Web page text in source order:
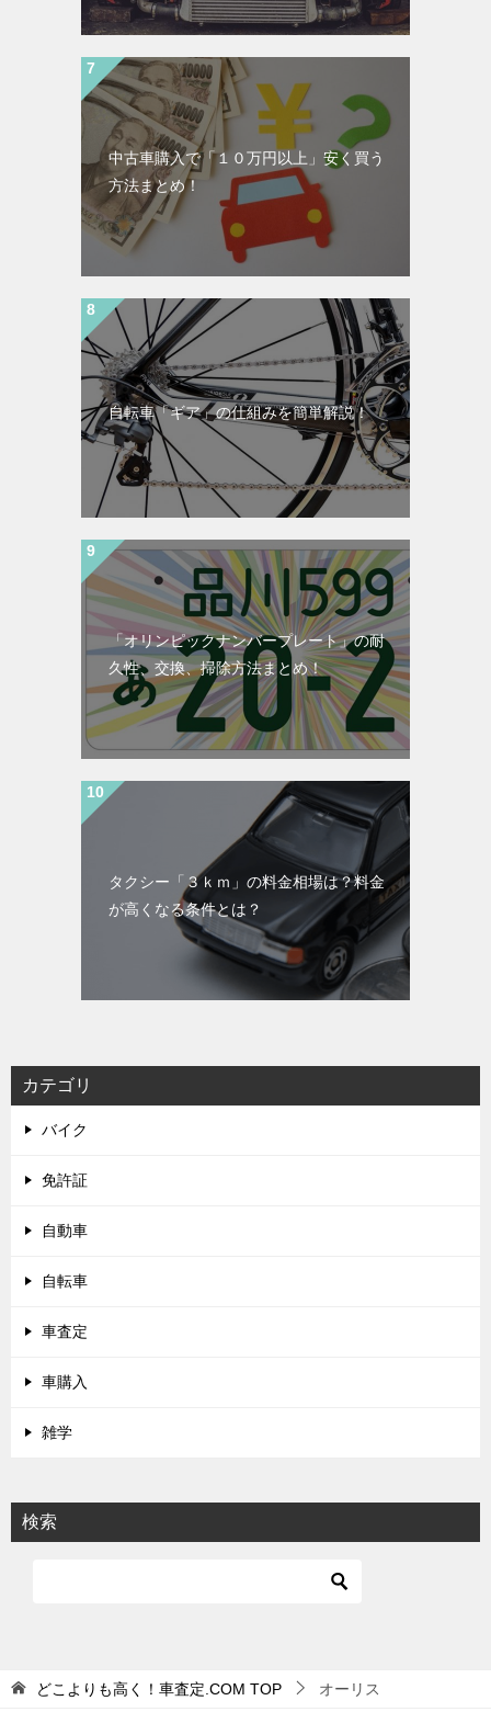
中古車購入で「１０万円以上」安く買う
方法まとめ！
自転車「ギア」の仕組みを簡単解説！
「オリンピックナンバープレート」の耐
久性、交換、掃除方法まとめ！
タクシー「３ｋｍ」の料金相場は？料金
が高くなる条件とは？
カテゴリ
バイク
免許証
自動車
自転車
車査定
車購入
雑学
検索
どこよりも高く！車査定.COM TOP オーリス